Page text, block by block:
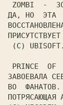
ДА, НО  ЭТА
ЗАВОЕВАЛА
ВО  ФАНАТОВ.
ПОТРЯСАЮЩАЯ